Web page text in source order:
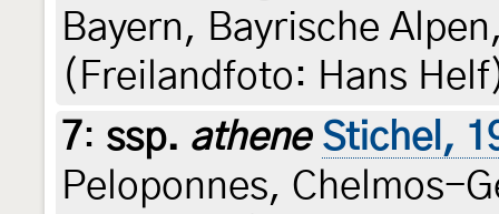
Bayern, Bayrische
(Freilandfoto: Hans
7: ssp. athene Stichel,
Peloponnes, Chelmos-